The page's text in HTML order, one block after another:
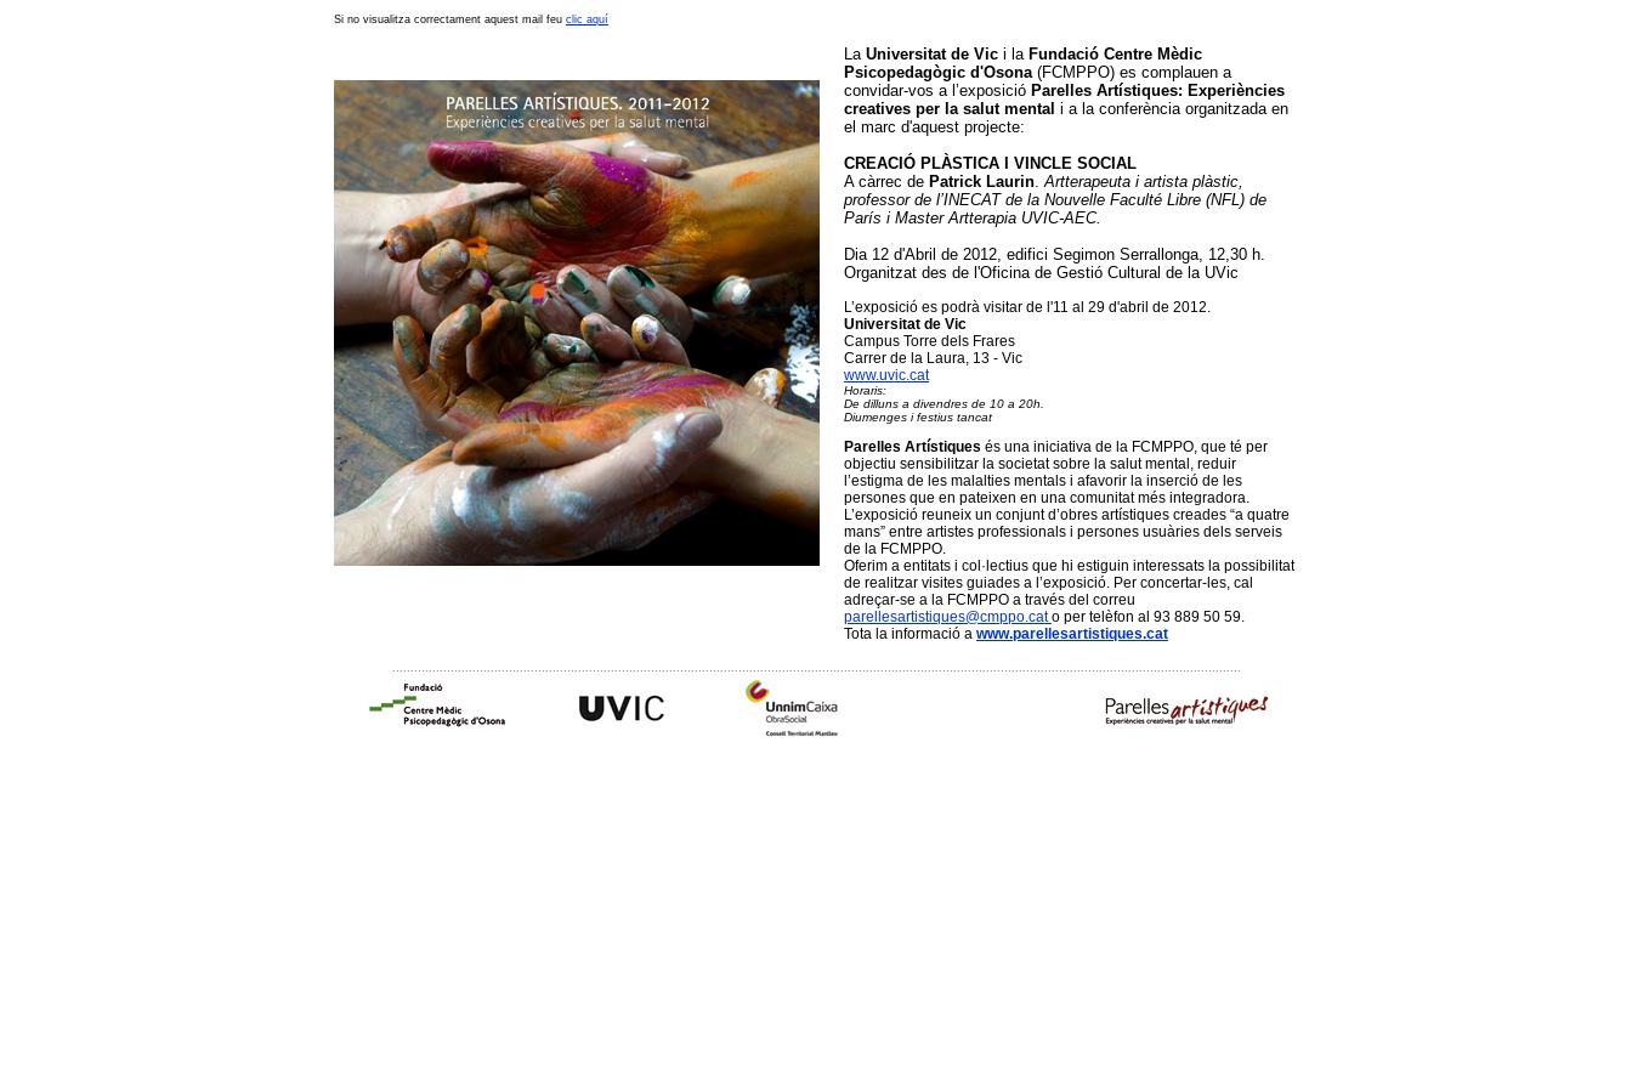
Si no visualitza correctament aquest mail feu clic aquí
La Universitat de Vic i laFundació Centre Mèdic
Psicopedagògic d'Osona (FCMPPO) es complauen a
convidar-vos a l’exposició Parelles Artístiques: Experiències
creatives per la salut mental i a la conferència organitzada en
el marc d'aquest projecte:
CREACIÓ PLÀSTICA I VINCLE SOCIAL
A càrrec de Patrick Laurin.Artterapeuta i artista plàstic,
professor de l’INECAT de la Nouvelle Faculté Libre (NFL) de
París i Master Artterapia UVIC-AEC.
Dia 12 d'Abril de 2012, edifici Segimon Serrallonga, 12,30 h.
Organitzat des de l'Oficina de Gestió Cultural de la UVic
L’exposició es podrà visitar de l'11 al 29 d'abril de 2012.
Universitat de Vic
Campus Torre dels Frares
Carrer de la Laura, 13 - Vic
www.uvic.cat
Horaris:
De dilluns a divendres de 10 a 20h.
Diumenges i festius tancat
Parelles Artístiques és una iniciativa de la FCMPPO, que té per
objectiu sensibilitzar la societat sobre la salut mental, reduir
l’estigma de les malalties mentals i afavorir la inserció de les
persones que en pateixen en una comunitat més integradora.
L’exposició reuneix un conjunt d’obres artístiques creades “a quatre
mans” entre artistes professionals i persones usuàries dels serveis
de la FCMPPO.
Oferim a entitats i col·lectius que hi estiguin interessats la possibilitat
de realitzar visites guiades a l’exposició. Per concertar-les, cal
adreçar-se a la FCMPPO a través del correu
parellesartistiques@cmppo.cato per telèfon al 93 889 50 59.
Tota la informació a www.parellesartistiques.cat
.........................................................................................................................................................................................................................................